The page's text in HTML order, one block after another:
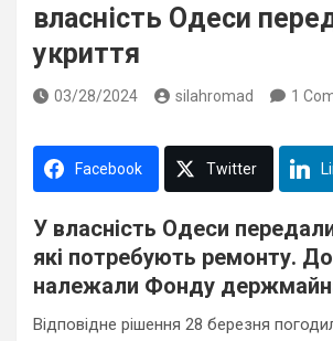
власність Одеси
укриття
03/28/2024 silahromad 1
Facebook Twitter
У власність Одеси
які потребують ремонту.
належали Фонду
Відповідне рішення 28 березня